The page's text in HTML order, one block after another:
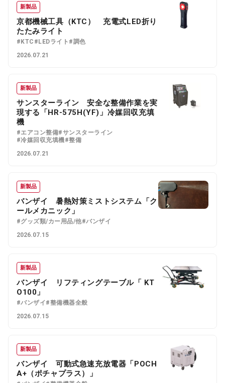
新製品
京都機械工具（KTC） 充電式LED折り
たたみライト
#KTC #LEDライト #調色
2026.07.21
新製品
サンスターライン 安全な整備作業を実
現する「HR-575H(YF)」冷媒回収充填
機
#エアコン整備#サンスターライン
#冷媒回収充填機#整備
2026.07.21
新製品
バンザイ 暑熱対策ミストシステム「ク
ールメカニック」
#グッズ類/カー用品/他#バンザイ
2026.07.15
新製品
バンザイ リフティングテーブル「 KT
O100」
#バンザイ#整備機器全般
2026.07.15
新製品
バンザイ 可動式急速充放電器「POCH
A+（ポチャプラス）」